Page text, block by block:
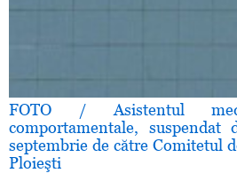
FOTO / Asistentul
comportamentale,
septembrie de către Comitetul
Ploieşti